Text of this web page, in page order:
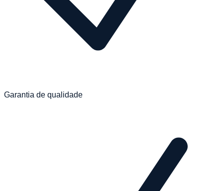
Garantia de qualidade